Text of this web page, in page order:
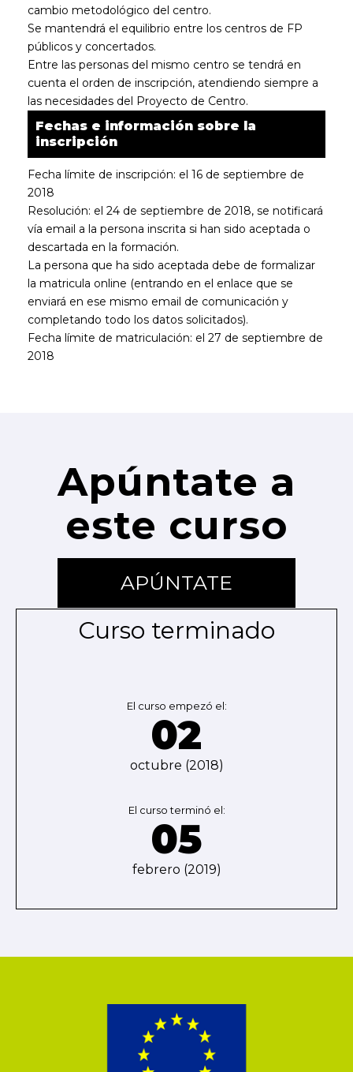
cambio metodológico del centro.
Se mantendrá el equilibrio entre los centros de FP
públicos y concertados.
Entre las personas del mismo centro se tendrá en
cuenta el orden de inscripción, atendiendo siempre a
las necesidades del Proyecto de Centro.
Fechas e información sobre la
inscripción
Fecha límite de inscripción: el 16 de septiembre de
2018
Resolución: el 24 de septiembre de 2018, se notificará
vía email a la persona inscrita si han sido aceptada o
descartada en la formación.
La persona que ha sido aceptada debe de formalizar
la matricula online (entrando en el enlace que se
enviará en ese mismo email de comunicación y
completando todo los datos solicitados).
Fecha límite de matriculación: el 27 de septiembre de
2018
Apúntate a
este curso
APÚNTATE
Curso terminado
El curso empezó el:
02
octubre (2018)
El curso terminó el:
05
febrero (2019)